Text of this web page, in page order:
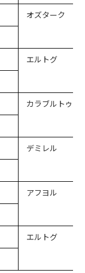
オズターク
エルトグ
カラブルトゥ
デミレル
アフヨル
エルトグ